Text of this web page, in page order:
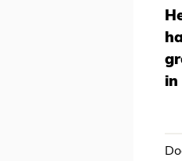
in